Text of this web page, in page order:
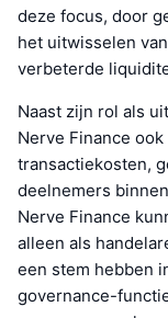
deze focus, door
het uitwisselen
verbeterde
Naast zijn rol als
Nerve Finance
transactiekosten,
deelnemers
Nerve Finance
alleen als
een stem hebben
governance-